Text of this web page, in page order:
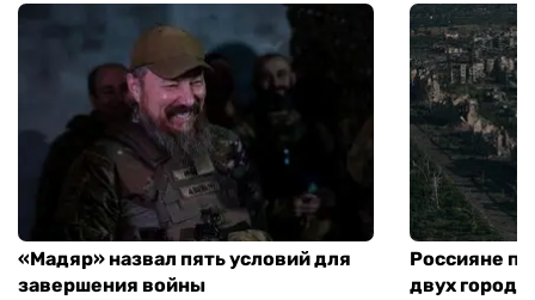
«Мадяр» назвал пять условий для
завершения войны
Россияне
двух